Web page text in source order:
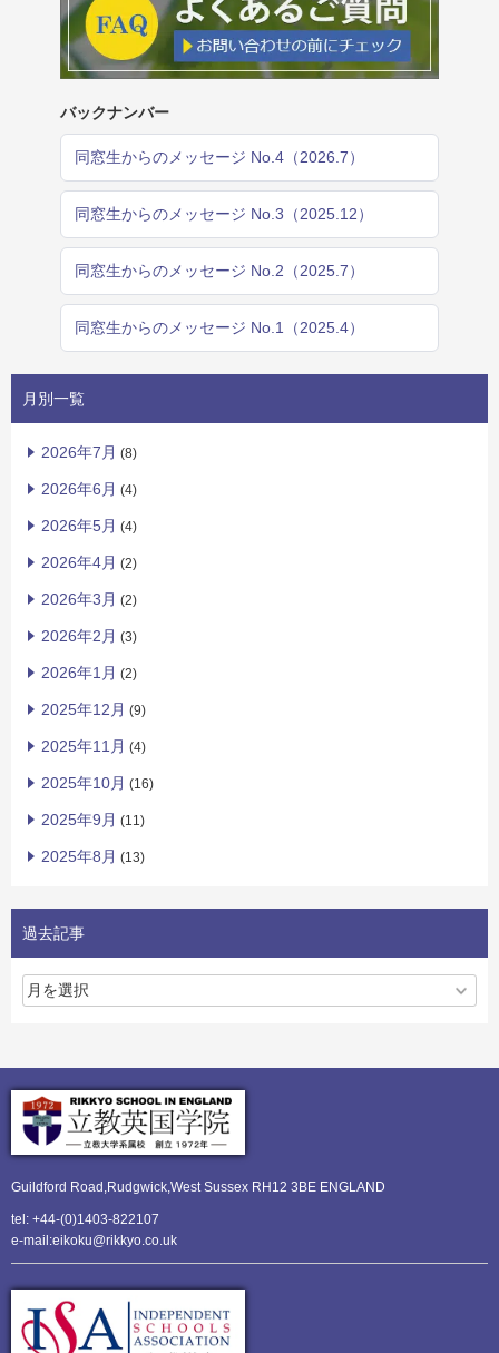
バックナンバー
同窓生からのメッセージ No.4（2026.7）
同窓生からのメッセージ No.3（2025.12）
同窓生からのメッセージ No.2（2025.7）
同窓生からのメッセージ No.1（2025.4）
月別一覧
2026年7月 (8)
2026年6月 (4)
2026年5月 (4)
2026年4月 (2)
2026年3月 (2)
2026年2月 (3)
2026年1月 (2)
2025年12月 (9)
2025年11月 (4)
2025年10月 (16)
2025年9月 (11)
2025年8月 (13)
過去記事
Guildford Road,Rudgwick,West Sussex RH12 3BE ENGLAND
tel: +44-(0)1403-822107
e-mail:eikoku@rikkyo.co.uk